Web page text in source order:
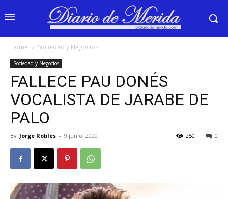
Home Sociedad y Negocios
Sociedad y Negocios
FALLECE PAU DONÉS
VOCALISTA DE JARABE DE
PALO
By Jorge Robles - 9 junio, 2020 0
250